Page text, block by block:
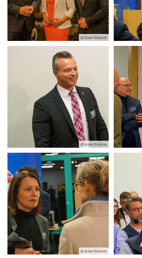
© Anne Weimer
© Anne Weimer
© Anne Weimer